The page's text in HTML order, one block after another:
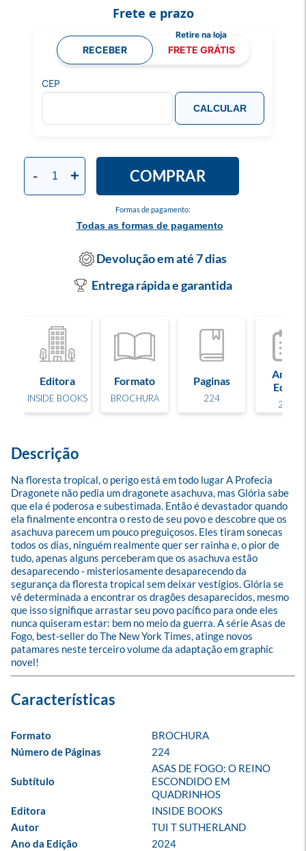
Formas de pagamento:
Todas as formas de pagamento
- + COMPRAR
Frete e prazo
RECEBER FRETE GRÁTIS
CEP
CALCULAR
Devolução em até 7 dias
Entrega rápida e garantida
Editora
INSIDE BOOKS
Formato
BROCHURA
Paginas
224
Ano de
Edição
2024
Descrição
Na floresta tropical, o perigo está em todo lugar A Profecia
Dragonete não pedia um dragonete asachuva, mas Glória sabe
que ela é poderosa e subestimada. Então é devastador quando
ela finalmente encontra o resto de seu povo e descobre que os
asachuva parecem um pouco preguiçosos. Eles tiram sonecas
todos os dias, ninguém realmente quer ser rainha e, o pior de
tudo, apenas alguns perceberam que os asachuva estão
desaparecendo - misteriosamente desaparecendo da
segurança da floresta tropical sem deixar vestígios. Glória se
vê determinada a encontrar os dragões desaparecidos, mesmo
que isso signifique arrastar seu povo pacífico para onde eles
nunca quiseram estar: bem no meio da guerra. A série Asas de
Fogo, best-seller do The New York Times, atinge novos
patamares neste terceiro volume da adaptação em graphic
novel!
Formato
BROCHURA
Número de Páginas
224
Subtítulo
ASAS DE FOGO: O REINO
ESCONDIDO EM
QUADRINHOS
Editora
INSIDE BOOKS
Autor
TUI T SUTHERLAND
Ano da Edição
2024